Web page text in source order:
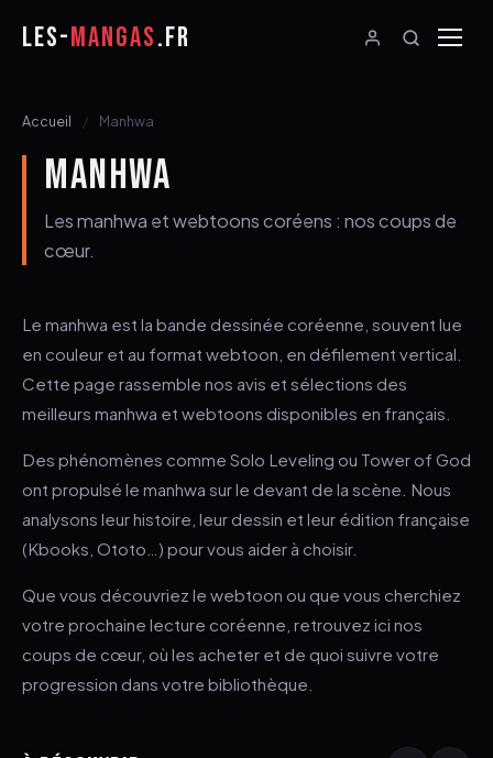
LES-MANGAS.FR
Accueil Manhwa
MANHWA
Les manhwa et webtoons coréens : nos coups de
cœur.
Le manhwa est la bande dessinée coréenne, souvent lue
en couleur et au format webtoon, en défilement vertical.
Cette page rassemble nos avis et sélections des
meilleurs manhwa et webtoons disponibles en français.
Des phénomènes comme Solo Leveling ou Tower of God
ont propulsé le manhwa sur le devant de la scène. Nous
analysons leur histoire, leur dessin et leur édition française
(Kbooks, Ototo…) pour vous aider à choisir.
Que vous découvriez le webtoon ou que vous cherchiez
votre prochaine lecture coréenne, retrouvez ici nos
coups de cœur, où les acheter et de quoi suivre votre
progression dans votre bibliothèque.